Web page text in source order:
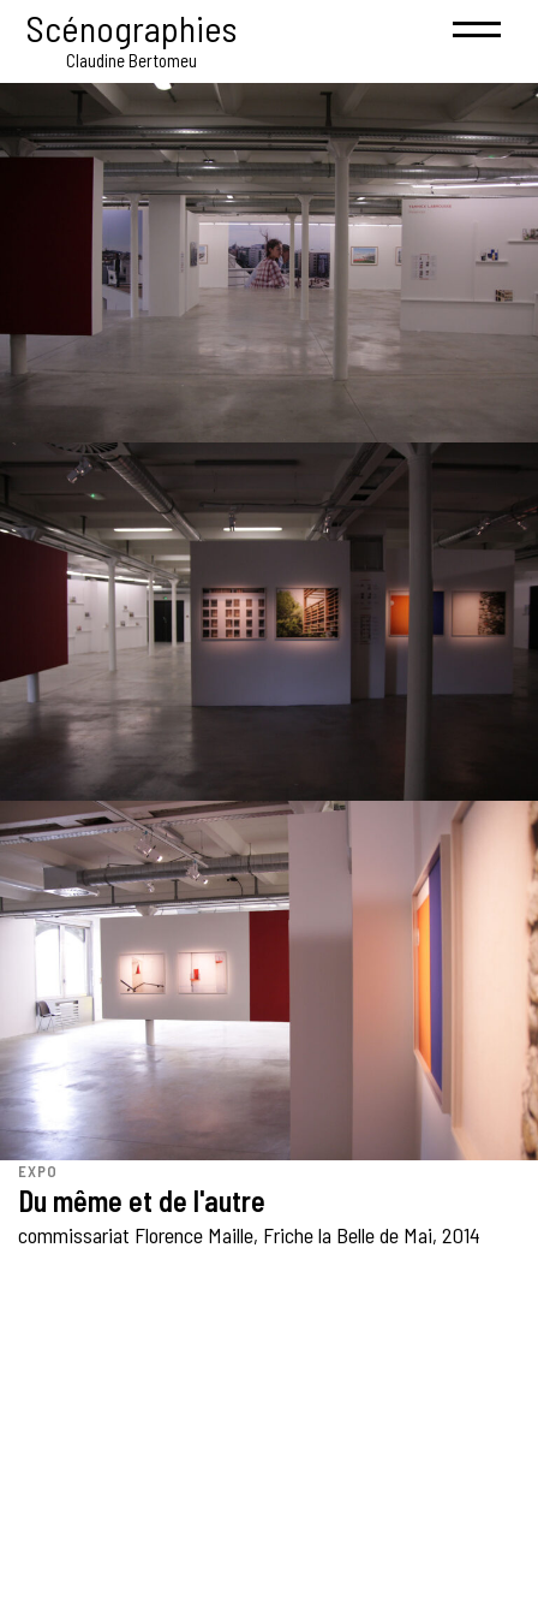
Scénographies
Claudine Bertomeu
EXPO
Du même et de l'autre
commissariat Florence Maille, Friche la Belle de Mai, 2014